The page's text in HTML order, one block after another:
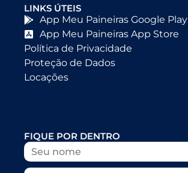
LINKS ÚTEIS
App Meu Paineiras Google Play
App Meu Paineiras App Store
Política de Privacidade
Proteção de Dados
Locações
FIQUE POR DENTRO